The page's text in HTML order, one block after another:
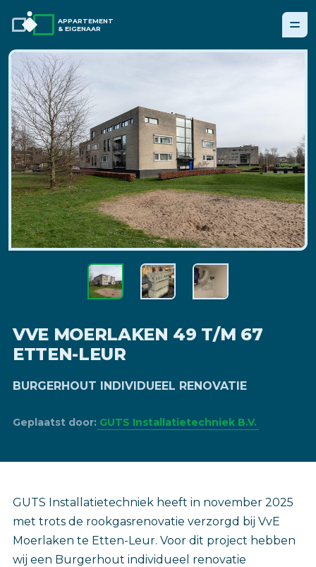
APPARTEMENT
& EIGENAAR
VVE MOERLAKEN 49 T/M 67
ETTEN-LEUR
BURGERHOUT INDIVIDUEEL RENOVATIE
Geplaatst door: GUTS Installatietechniek B.V.
GUTS Installatietechniek heeft in november 2025
met trots de rookgasrenovatie verzorgd bij VvE
Moerlaken te Etten-Leur. Voor dit project hebben
wij een Burgerhout individueel renovatie